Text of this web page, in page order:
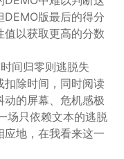
版最后的得分
以获取更高的分数
间归零则逃脱失
扣除时间，同时阅读
的屏幕、危机感极
场只依赖文本的逃脱
地，在我看来这一